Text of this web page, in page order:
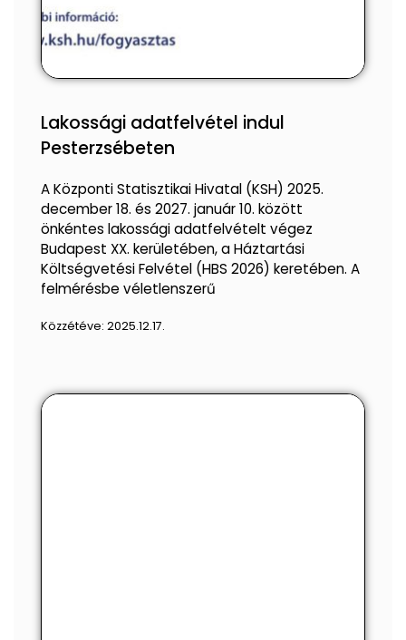
Lakossági adatfelvétel indul
Pesterzsébeten
A Központi Statisztikai Hivatal (KSH) 2025.
december 18. és 2027. január 10. között
önkéntes lakossági adatfelvételt végez
Budapest XX. kerületében, a Háztartási
Költségvetési Felvétel (HBS 2026) keretében. A
felmérésbe véletlenszerű
Közzétéve: 2025.12.17.